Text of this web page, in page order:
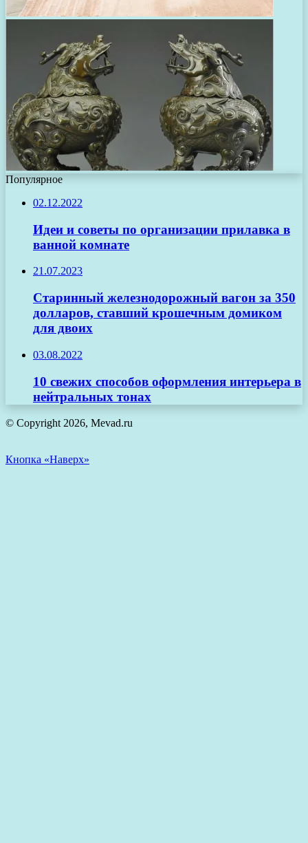
Популярное
02.12.2022
Идеи и советы по организации прилавка в
ванной комнате
21.07.2023
Старинный железнодорожный вагон за 350
долларов, ставший крошечным домиком
для двоих
03.08.2022
10 свежих способов оформления интерьера в
нейтральных тонах
© Copyright 2026, Mevad.ru
Кнопка «Наверх»